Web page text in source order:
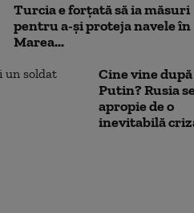
Turcia e forțată să ia măsuri
pentru a-și proteja navele în
Marea...
Cine vine după
Putin? Rusia
apropie de o
inevitabilă